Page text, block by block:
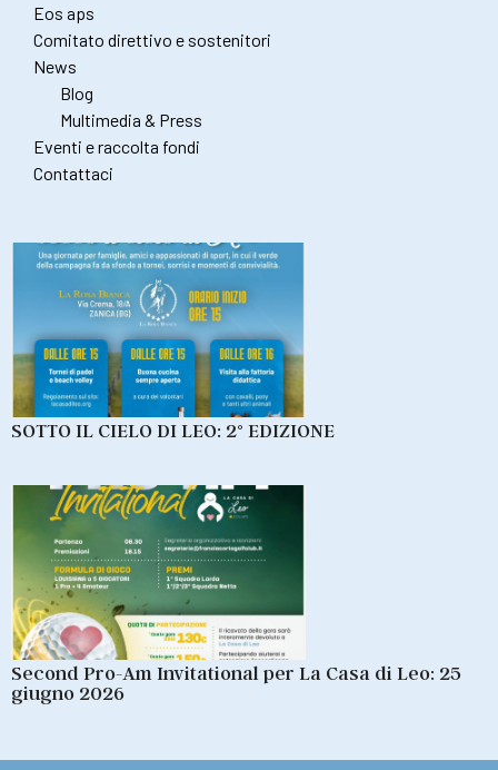
Eos aps
Comitato direttivo e sostenitori
News
Blog
Multimedia & Press
Eventi e raccolta fondi
Contattaci
SOTTO IL CIELO DI LEO: 2° EDIZIONE
Second Pro-Am Invitational per La Casa di Leo: 25
giugno 2026